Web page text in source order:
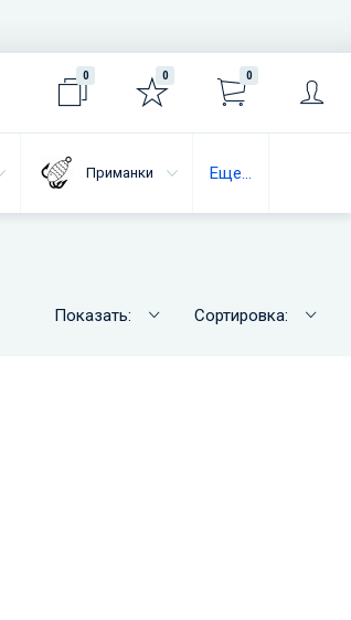
0 0 0
Приманки Еще...
Показать: Сортировка: